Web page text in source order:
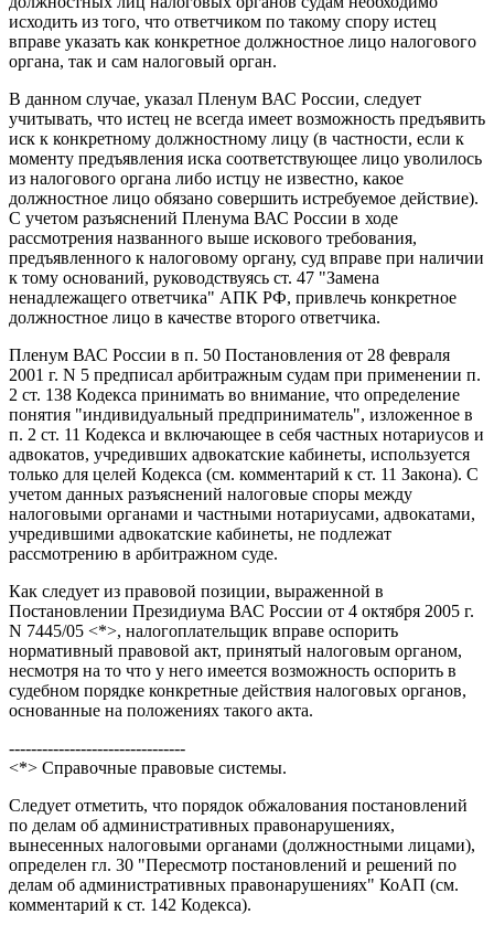
исходить из того, что ответчиком по такому спору истец
вправе указать как конкретное должностное лицо налогового
органа, так и сам налоговый орган.
В данном случае, указал Пленум ВАС России, следует
учитывать, что истец не всегда имеет возможность предъявить
иск к конкретному должностному лицу (в частности, если к
моменту предъявления иска соответствующее лицо уволилось
из налогового органа либо истцу не известно, какое
должностное лицо обязано совершить истребуемое действие).
С учетом разъяснений Пленума ВАС России в ходе
рассмотрения названного выше искового требования,
предъявленного к налоговому органу, суд вправе при наличии
к тому оснований, руководствуясь ст. 47 "Замена
ненадлежащего ответчика" АПК РФ, привлечь конкретное
должностное лицо в качестве второго ответчика.
Пленум ВАС России в п. 50 Постановления от 28 февраля
2001 г. N 5 предписал арбитражным судам при применении п.
2 ст. 138 Кодекса принимать во внимание, что определение
понятия "индивидуальный предприниматель", изложенное в
п. 2 ст. 11 Кодекса и включающее в себя частных нотариусов и
адвокатов, учредивших адвокатские кабинеты, используется
только для целей Кодекса (см. комментарий к ст. 11 Закона). С
учетом данных разъяснений налоговые споры между
налоговыми органами и частными нотариусами, адвокатами,
учредившими адвокатские кабинеты, не подлежат
рассмотрению в арбитражном суде.
Как следует из правовой позиции, выраженной в
Постановлении Президиума ВАС России от 4 октября 2005 г.
N 7445/05 <*>, налогоплательщик вправе оспорить
нормативный правовой акт, принятый налоговым органом,
несмотря на то что у него имеется возможность оспорить в
судебном порядке конкретные действия налоговых органов,
основанные на положениях такого акта.
--------------------------------
<*> Справочные правовые системы.
Следует отметить, что порядок обжалования постановлений
по делам об административных правонарушениях,
вынесенных налоговыми органами (должностными лицами),
определен гл. 30 "Пересмотр постановлений и решений по
делам об административных правонарушениях" КоАП (см.
комментарий к ст. 142 Кодекса).